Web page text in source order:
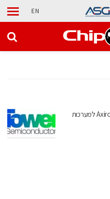
EN
טאואר מייצרת בארה״ב שבבי רדאר של Axiro למערכות